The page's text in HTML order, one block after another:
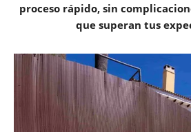
proceso rápido, sin
que superan tus